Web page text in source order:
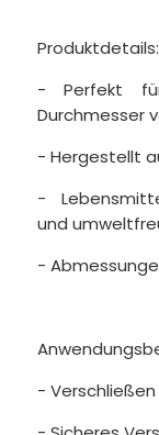
Produktdetails:
- Perfekt
Durchmesser
- Hergestellt
-
und
-
-